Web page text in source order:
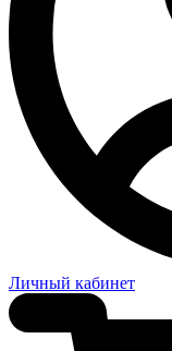
Личный кабинет